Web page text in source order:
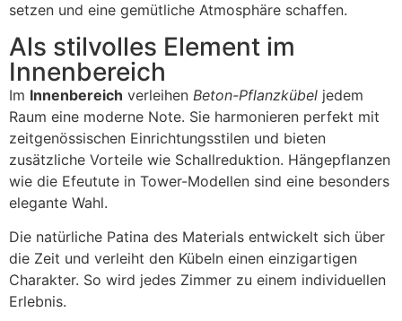
setzen und eine gemütliche Atmosphäre schaffen.
Als stilvolles Element im
Innenbereich
Im Innenbereich verleihen Beton-Pflanzkübel jedem
Raum eine moderne Note. Sie harmonieren perfekt mit
zeitgenössischen Einrichtungsstilen und bieten
zusätzliche Vorteile wie Schallreduktion. Hängepflanzen
wie die Efeutute in Tower-Modellen sind eine besonders
elegante Wahl.
Die natürliche Patina des Materials entwickelt sich über
die Zeit und verleiht den Kübeln einen einzigartigen
Charakter. So wird jedes Zimmer zu einem individuellen
Erlebnis.